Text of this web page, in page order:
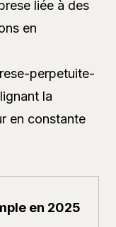
liée à des
en
perpetuite-
la
en constante
en 2025